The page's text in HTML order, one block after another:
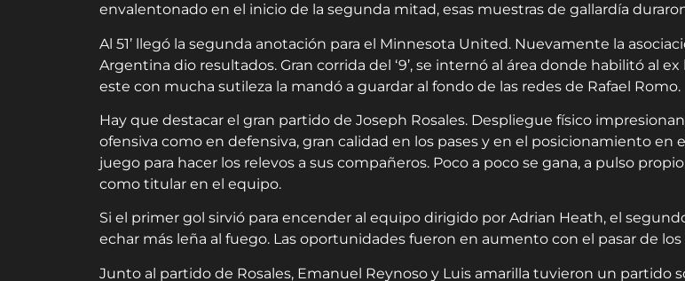
envalentonado en el inicio de la segunda mitad, esas muestras de gallardía
Al 51’ llegó la segunda anotación para el Minnesota United. Nuevamente la
Argentina dio resultados. Gran corrida del ‘9’, se internó al área donde habilitó al
este con mucha sutileza la mandó a guardar al fondo de las redes de Rafael Romo.
Hay que destacar el gran partido de Joseph Rosales. Despliegue físico
ofensiva como en defensiva, gran calidad en los pases y en el posicionamiento en
juego para hacer los relevos a sus compañeros. Poco a poco se gana, a pulso
como titular en el equipo.
Si el primer gol sirvió para encender al equipo dirigido por Adrian Heath, el
echar más leña al fuego. Las oportunidades fueron en aumento con el pasar de
Junto al partido de Rosales, Emanuel Reynoso y Luis amarilla tuvieron un partido